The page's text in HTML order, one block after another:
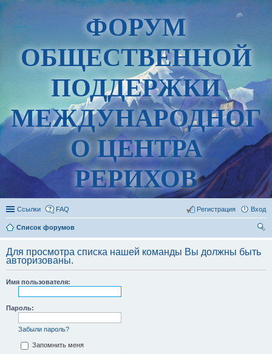
ФОРУМ
ОБЩЕСТВЕННОЙ
ПОДДЕРЖКИ
МЕЖДУНАРОДНОГ
О ЦЕНТРА
РЕРИХОВ
Ссылки FAQ Вход
Регистрация
Список форумов
ск
Для просмотра списка нашей команды Вы должны быть
авторизованы.
Имя пользователя:
Пароль:
Забыли пароль?
Запомнить меня